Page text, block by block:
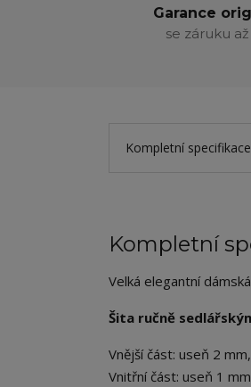
Garance
se záruku
Kompletní specifikace
Kompletní
Velká elegantní
Šita ručně
Vnější část: useň 2
Vnitřní část: useň 1